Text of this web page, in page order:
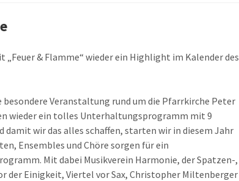
„Feuer & Flamme“ wieder ein Highlight im Kalender des
besondere Veranstaltung rund um die Pfarrkirche Peter
wieder ein tolles Unterhaltungsprogramm mit 9
damit wir das alles schaffen, starten wir in diesem Jahr
Ensembles und Chöre sorgen für ein
Mit dabei Musikverein Harmonie, der Spatzen-,
der Einigkeit, Viertel vor Sax, Christopher Miltenberger